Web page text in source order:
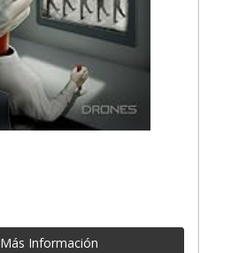
Más Información